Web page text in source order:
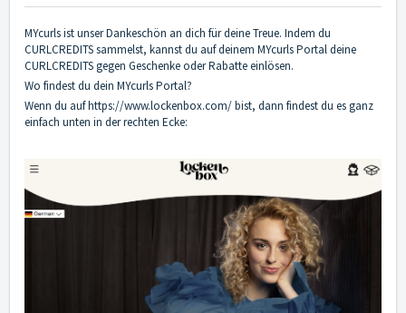
MYcurls ist unser Dankeschön an dich für deine Treue. Indem du
CURLCREDITS sammelst, kannst du auf deinem MYcurls Portal deine
CURLCREDITS gegen Geschenke oder Rabatteeinlösen.
Wo findest du dein MYcurls Portal?
Wenn du aufhttps://www.lockenbox.com/bist, dann findest du es ganz
einfach unten in der rechten Ecke: